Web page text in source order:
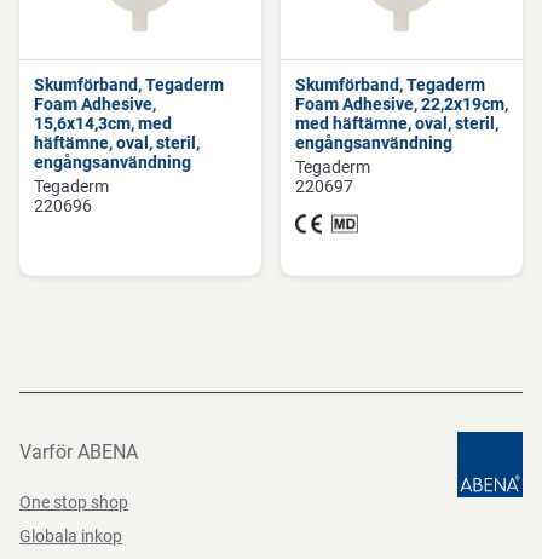
Skumförband, Tegaderm
Foam Adhesive,
15,6x14,3cm, med
häftämne, oval, steril,
engångsanvändning
Tegaderm
220696
Skumförband, Tegaderm
Foam Adhesive, 22,2x19cm,
med häftämne, oval, steril,
engångsanvändning
Tegaderm
220697
Varför ABENA
One stop shop
Globala inkop